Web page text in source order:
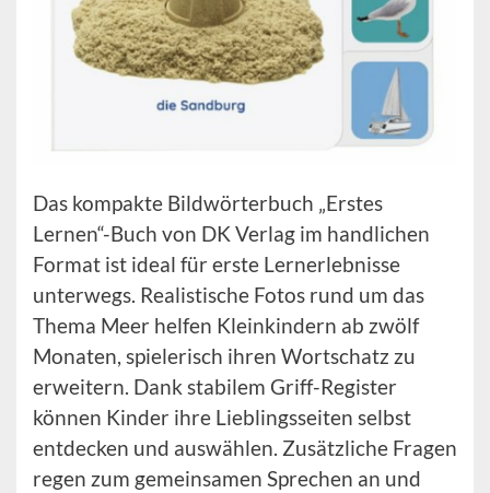
Das kompakte Bildwörterbuch „Erstes
Lernen“-Buch von DK Verlag im handlichen
Format ist ideal für erste Lernerlebnisse
unterwegs. Realistische Fotos rund um das
Thema Meer helfen Kleinkindern ab zwölf
Monaten, spielerisch ihren Wortschatz zu
erweitern. Dank stabilem Griff-Register
können Kinder ihre Lieblingsseiten selbst
entdecken und auswählen. Zusätzliche Fragen
regen zum gemeinsamen Sprechen an und